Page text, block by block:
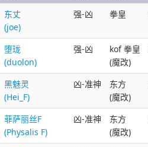
东丈
(joe)
强-凶 拳皇
堕珑
(duolon)
强-凶
kof 拳皇
(魔改)
黑魅灵
(Hei_F)
凶-准神
东方
(魔改)
菲萨丽丝F
(Physalis F)
凶-准神
东方
(魔改)